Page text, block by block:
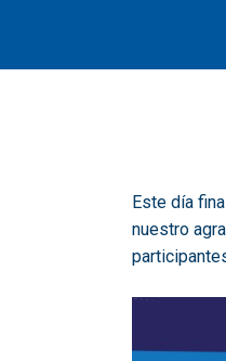
Este día
nuestro